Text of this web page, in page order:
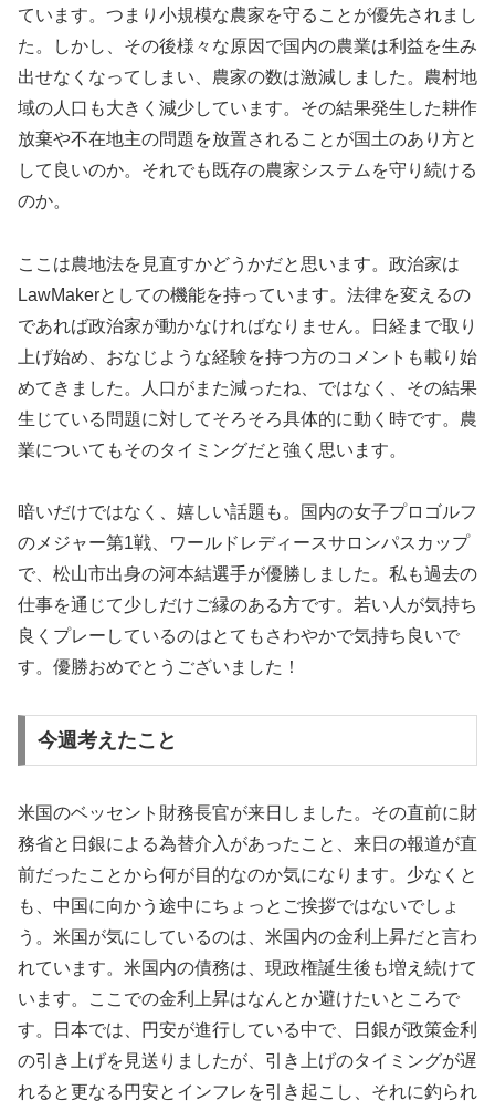
ています。つまり小規模な農家を守ることが優先されまし
た。しかし、その後様々な原因で国内の農業は利益を生み
出せなくなってしまい、農家の数は激減しました。農村地
域の人口も大きく減少しています。その結果発生した耕作
放棄や不在地主の問題を放置されることが国土のあり方と
して良いのか。それでも既存の農家システムを守り続ける
のか。
ここは農地法を見直すかどうかだと思います。政治家は
LawMakerとしての機能を持っています。法律を変えるの
であれば政治家が動かなければなりません。日経まで取り
上げ始め、おなじような経験を持つ方のコメントも載り始
めてきました。人口がまた減ったね、ではなく、その結果
生じている問題に対してそろそろ具体的に動く時です。農
業についてもそのタイミングだと強く思います。
暗いだけではなく、嬉しい話題も。国内の女子プロゴルフ
のメジャー第1戦、ワールドレディースサロンパスカップ
で、松山市出身の河本結選手が優勝しました。私も過去の
仕事を通じて少しだけご縁のある方です。若い人が気持ち
良くプレーしているのはとてもさわやかで気持ち良いで
す。優勝おめでとうございました！
今週考えたこと
米国のベッセント財務長官が来日しました。その直前に財
務省と日銀による為替介入があったこと、来日の報道が直
前だったことから何が目的なのか気になります。少なくと
も、中国に向かう途中にちょっとご挨拶ではないでしょ
う。米国が気にしているのは、米国内の金利上昇だと言わ
れています。米国内の債務は、現政権誕生後も増え続けて
います。ここでの金利上昇はなんとか避けたいところで
す。日本では、円安が進行している中で、日銀が政策金利
の引き上げを見送りましたが、引き上げのタイミングが遅
れると更なる円安とインフレを引き起こし、それに釣られ